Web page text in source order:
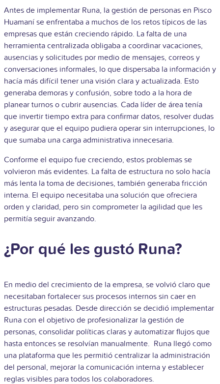
Antes de implementar Runa, la gestión de personas en Pisco
Huamaní se enfrentaba a muchos de los retos típicos de las
empresas que están creciendo rápido. La falta de una
herramienta centralizada obligaba a coordinar vacaciones,
ausencias y solicitudes por medio de mensajes, correos y
conversaciones informales, lo que dispersaba la información y
hacía más difícil tener una visión clara y actualizada. Esto
generaba demoras y confusión, sobre todo a la hora de
planear turnos o cubrir ausencias. Cada líder de área tenía
que invertir tiempo extra para confirmar datos, resolver dudas
y asegurar que el equipo pudiera operar sin interrupciones, lo
que sumaba una carga administrativa innecesaria.
Conforme el equipo fue creciendo, estos problemas se
volvieron más evidentes. La falta de estructura no solo hacía
más lenta la toma de decisiones, también generaba fricción
interna. El equipo necesitaba una solución que ofreciera
orden y claridad, pero sin comprometer la agilidad que les
permitía seguir avanzando.
¿Por qué les gustó Runa?
En medio del crecimiento de la empresa, se volvió claro que
necesitaban fortalecer sus procesos internos sin caer en
estructuras pesadas. Desde dirección se decidió implementar
Runa con el objetivo de profesionalizar la gestión de
personas, consolidar políticas claras y automatizar flujos que
hasta entonces se resolvían manualmente. Runa llegó como
una plataforma que les permitió centralizar la administración
del personal, mejorar la comunicación interna y establecer
reglas visibles para todos los colaboradores.